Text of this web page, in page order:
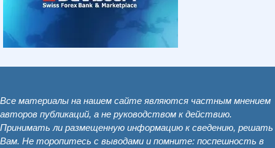
Все материалы на нашем сайте являются частным мнением
авторов публикаций, а не руководством к действию.
Принимать ли размещенную информацию к сведению, решать
Вам. Не торопитесь с выводами и помните: поспешность в